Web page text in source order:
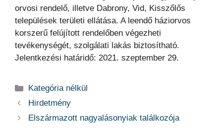
orvosi rendelő, illetve Dabrony, Vid, Kisszőlős
települések területi ellátása. A leendő háziorvos
korszerű felújított rendelőben végezheti
tevékenységét, szolgálati lakás biztosítható.
Jelentkezési határidő: 2021. szeptember 29.
Kategória
Kategória nélkül
Hirdetmény
Elszármazott nagyalásonyiak találkozója